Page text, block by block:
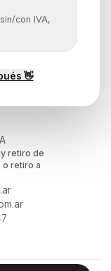
con IVA,
👋
retiro de
o retiro a